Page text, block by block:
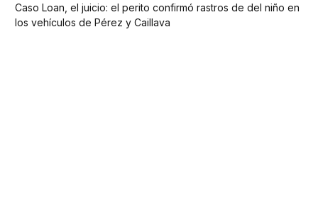
Caso Loan, el juicio: el perito confirmó rastros de del niño en
los vehículos de Pérez y Caillava